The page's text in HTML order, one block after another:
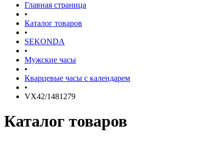
Главная страница
•
Каталог товаров
•
SEKONDA
•
Мужские часы
•
Кварцевые часы с календарем
•
VX42/1481279
Каталог товаров